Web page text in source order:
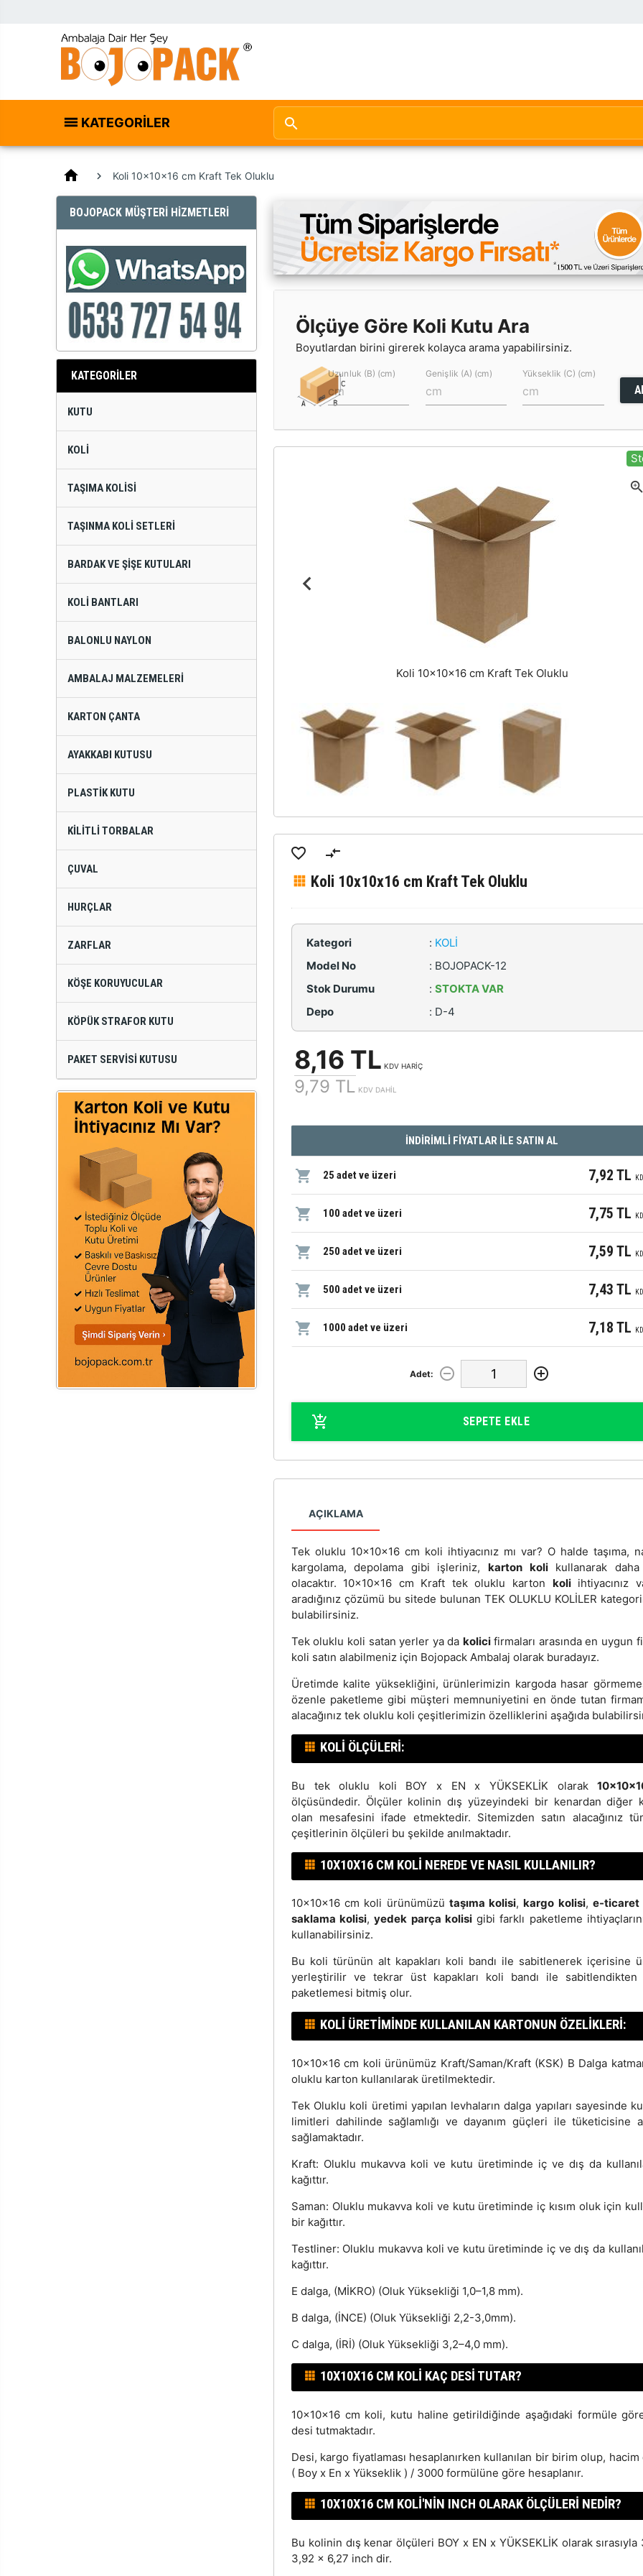
KATEGORILER
home Koli 10x10x16 cm Kraft Tek Oluklu
BOJOPACK MÜŞTERİ HİZMETLERİ
KATEGORİLER
KUTU
KOLI
TAŞIMA KOLISI
TAŞINMA KOLI SETLERI
BARDAK VE ŞIŞE KUTULARI
KOLI BANTLARI
BALONLU NAYLON
AMBALAJ MALZEMELERI
KARTON ÇANTA
AYAKKABI KUTUSU
PLASTIK KUTU
KILITLI TORBALAR
ÇUVAL
HURÇLAR
ZARFLAR
KÖŞE KORUYUCULAR
KÖPÜK STRAFOR KUTU
PAKET SERVISI KUTUSU
Ölçüye Göre Koli Kutu Ara
Boyutlardan birini girerek kolayca arama yapabilirsiniz.
Uzunluk (B) (cm) Genişlik (A) (cm) Yükseklik (C) (cm)
Koli 10x10x16 cm Kraft Tek Oluklu
Koli 10x10x16 cm Kraft Tek Oluklu
Kategori : KOLI
Model No
: BOJOPACK-12
Stok Durumu
: STOKTA VAR
Depo
: D-4
8,16 TL KDV HARİÇ
9,79 TL KDV DAHİL
İNDİRİMLİ FİYATLAR İLE SATIN AL
25 adet ve üzeri 7,92 TL
100 adet ve üzeri 7,75 TL
250 adet ve üzeri 7,59 TL
500 adet ve üzeri 7,43 TL
1000 adet ve üzeri 7,18 TL
Adet:
SEPETE EKLE
AÇIKLAMA
Tek oluklu 10x10x16 cm koli ihtiyacınız mı var? O halde taşıma,
kargolama, depolama gibi işleriniz, karton kolikullanarak daha
olacaktır. 10x10x16 cm Kraft tek oluklu karton koliihtiyacınız
aradığınız çözümü bu sitede bulunan TEK OLUKLU KOLİLER
bulabilirsiniz.
Tek oluklu koli satan yerler ya da kolicifirmaları arasında en uygun
koli satın alabilmeniz için Bojopack Ambalaj olarak buradayız.
Üretimde kalite yüksekliğini, ürünlerimizin kargoda hasar
özenle paketleme gibi müşteri memnuniyetini en önde tutan
alacağınız tek oluklu koli çeşitlerimizin özelliklerini aşağıda
KOLI ÖLÇÜLERI:
Bu tek oluklu koli BOY x EN x YÜKSEKLİK olarak
ölçüsündedir. Ölçüler kolinin dış yüzeyindeki bir kenardan diğer
olan mesafesini ifade etmektedir. Sitemizden satın alacağınız
çeşitlerinin ölçüleri bu şekilde anılmaktadır.
10X10X16 CM KOLI NEREDE VE NASIL KULLANILIR?
10x10x16 cm koli ürünümüzü taşıma kolisi,kargo kolisi, e-ticaret
saklama kolisi,yedek parça kolisigibi farklı paketleme
kullanabilirsiniz.
Bu koli türünün alt kapakları koli bandı ile sabitlenerek içerisine
yerleştirilir ve tekrar üst kapakları koli bandı ile sabitlendikten
paketlemesi bitmiş olur.
KOLI ÜRETIMINDE KULLANILAN KARTONUN ÖZELIKLERI:
10x10x16 cm koli ürünümüz Kraft/Saman/Kraft (KSK) B Dalga
oluklu karton kullanılarak üretilmektedir.
Tek Oluklu koli üretimi yapılan levhaların dalga yapıları sayesinde
limitleri dahilinde sağlamlığı ve dayanım güçleri ile tüketicisine
sağlamaktadır.
Kraft: Oluklu mukavva koli ve kutu üretiminde iç ve dış da
kağıttır.
Saman: Oluklu mukavva koli ve kutu üretiminde iç kısım oluk için
bir kağıttır.
Testliner: Oluklu mukavva koli ve kutu üretiminde iç ve dış da
kağıttır.
E dalga, (MİKRO) (Oluk Yüksekliği 1,0–1,8 mm).
B dalga, (İNCE) (Oluk Yüksekliği 2,2-3,0mm).
C dalga, (İRİ) (Oluk Yüksekliği 3,2–4,0 mm).
10X10X16 CM KOLI KAÇ DESI TUTAR?
10x10x16 cm koli, kutu haline getirildiğinde aşağıdaki formüle
desi tutmaktadır.
Desi, kargo fiyatlaması hesaplanırken kullanılan bir birim olup, hacim
( Boy x En x Yükseklik ) / 3000 formülüne göre hesaplanır.
10X10X16 CM KOLI'NIN INCH OLARAK ÖLÇÜLERI NEDIR?
Bu kolinin dış kenar ölçüleri BOY x EN x YÜKSEKLİK olarak sırasıyla
3,92 x 6,27 inch dir.